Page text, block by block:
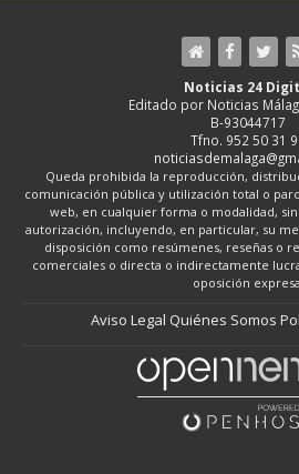
Noticias 24
Editado por Noticias
B-93044717
Tfno. 952 50 31
Queda prohibida la reproducción,
comunicación pública y utilización total o
web, en cualquier forma o modalidad,
autorización, incluyendo, en particular, su
disposición como resúmenes, reseñas o
comerciales o directa o indirectamente
oposición
Aviso Legal Quiénes Somos